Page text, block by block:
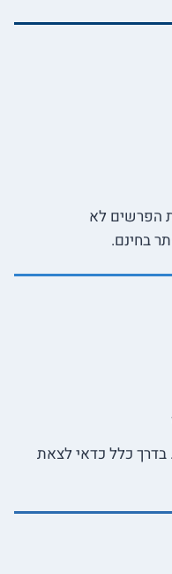
הפרשים לא
בחינם.
כלל כדאי לצאת